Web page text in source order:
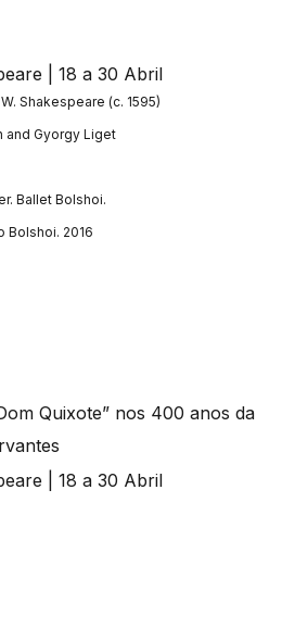
Shakespeare (c. 1595)
and Gyorgy Liget
Ballet Bolshoi.
Bolshoi. 2016
Quixote” nos 400 anos da